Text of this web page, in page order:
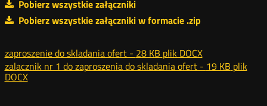
Pobierz wszystkie załączniki
Pobierz wszystkie załączniki w formacie .zip
zaproszenie do skladania ofert - 28 KB plik DOCX
zalacznik nr 1 do zaproszenia do skladania ofert - 19 KB plik
DOCX